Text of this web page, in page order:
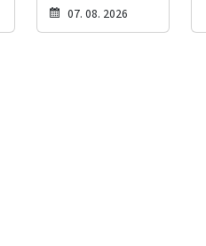
07. 08. 2026